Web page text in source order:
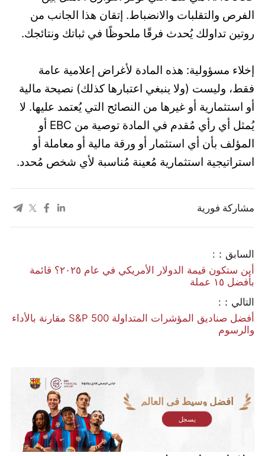
الفرص والتقلبات والانضباط. إتقان هذا الجانب من
روتين تداولك يُحدث فرقًا ملحوظًا في ثباتك ونتائجك.
إخلاء مسؤولية: هذه المادة لأغراض إعلامية عامة
فقط، وليست (ولا ينبغي اعتبارها كذلك) نصيحة مالية
أو استثمارية أو غيرها من النصائح التي يُعتمد عليها. لا
يُمثل أي رأي مُقدم في المادة توصية من EBC أو
المؤلف بأن أي استثمار أو ورقة مالية أو معاملة أو
استراتيجية استثمارية مُعينة مُناسبة لأي شخص مُحدد.
مشاركة فورية
السابق：:
أين ستكون قيمة الدولار الأمريكي في عام ٢٠٢٥؟ قائمة
بأفضل ١٥ عملة
التالي：:
أفضل صناديق المؤشرات المتداولة S&P 500 مقارنة بالأداء
والرسوم
أفضل وسيط في العالم
يسجل